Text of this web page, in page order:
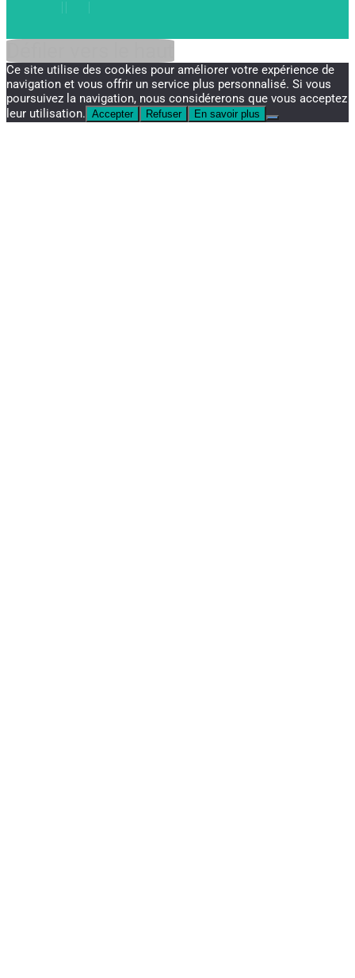
Ce site utilise des cookies pour améliorer votre expérience de
navigation et vous offrir un service plus personnalisé. Si vous
poursuivez la navigation, nous considérerons que vous acceptez
leur utilisation. Accepter Refuser En savoir plus